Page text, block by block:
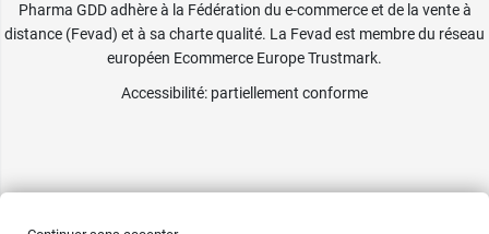
Pharma GDD adhère à la Fédération du e-commerce et de la vente à
distance (Fevad) et à sa charte qualité. La Fevad est membre du réseau
européen Ecommerce Europe Trustmark.
Accessibilité: partiellement conforme